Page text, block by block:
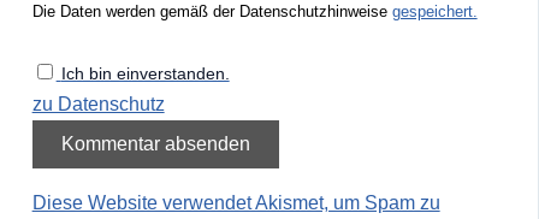
Die Daten werden gemäß der Datenschutzhinweise gespeichert.
Ich bin einverstanden.
zu Datenschutz
Diese Website verwendet Akismet, um Spam zu